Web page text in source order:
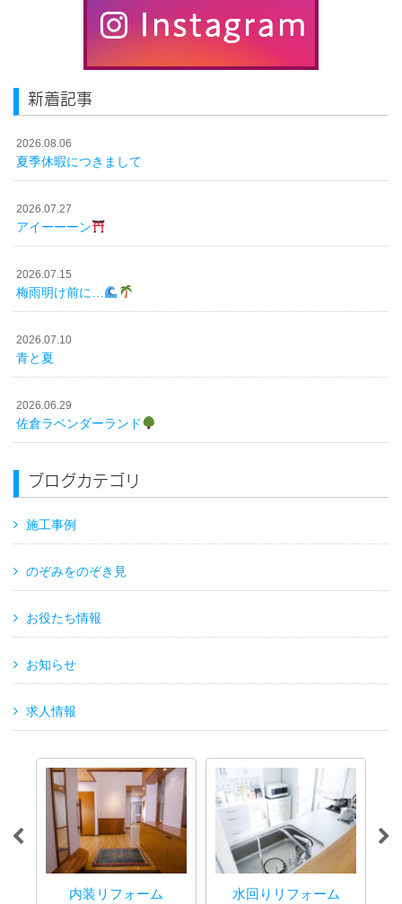
新着記事
2026.08.06
夏季休暇につきまして
2026.07.27
アイーーーン
2026.07.15
梅雨明け前に…
2026.07.10
青と夏
2026.06.29
佐倉ラベンダーランド
ブログカテゴリ
施工事例
のぞみをのぞき見
お役たち情報
お知らせ
求人情報
内装リフォーム 水回りリフォーム